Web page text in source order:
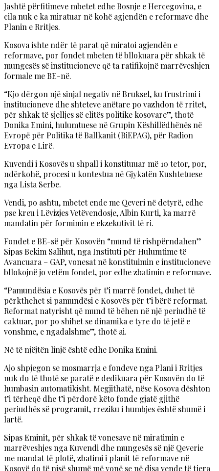
Jashtë përfitimeve mbetet edhe Bosnje e Hercegovina, e
cila nuk e ka miratuar në kohë agjendën e reformave dhe
Planin e Rritjes.
Kosova ishte ndër të parat që miratoi agjendën e
reformave, por fondet mbeten të bllokuara për shkak të
mungesës së institucioneve që ta ratifikojnë marrëveshjen
formale me BE-në.
“Kjo dërgon një sinjal negativ në Bruksel, ku frustrimi i
institucioneve dhe shteteve anëtare po vazhdon të rritet,
për shkak të sjelljes së elitës politike kosovare”, thotë
Donika Emini, hulumtuese në Grupin Këshillëdhënës në
Evropë për Politika të Ballkanit (BiEPAG), për Radion
Evropa e Lirë.
Kuvendi i Kosovës u shpall i konstituuar më 10 tetor, por,
ndërkohë, procesi u kontestua në Gjykatën Kushtetuese
nga Lista Serbe.
Vendi, po ashtu, mbetet ende me Qeveri në detyrë, edhe
pse kreu i Lëvizjes Vetëvendosje, Albin Kurti, ka marrë
mandatin për formimin e ekzekutivit të ri.
Fondet e BE-së për Kosovën “mund të rishpërndahen”
Sipas Bekim Salihut, nga Instituti për Hulumtime të
Avancuara – GAP, vonesat në konstituimin e institucioneve
bllokojnë jo vetëm fondet, por edhe zbatimin e reformave.
“Pamundësia e Kosovës për t’i marrë fondet, duhet të
përkthehet si pamundësi e Kosovës për t’i bërë reformat.
Reformat natyrisht që mund të bëhen në një periudhë të
caktuar, por po shihet se dinamika e tyre do të jetë e
vonshme, e ngadalshme”, thotë ai.
Në të njëjtën linjë është edhe Donika Emini.
Ajo shpjegon se mosmarrja e fondeve nga Plani i Rritjes
nuk do të thotë se paratë e dedikuara për Kosovën do të
humbasin automatikisht. Megjithatë, nëse Kosova dështon
t’i tërheqë dhe t’i përdorë këto fonde gjatë gjithë
periudhës së programit, rreziku i humbjes është shumë i
lartë.
Sipas Eminit, për shkak të vonesave në miratimin e
marrëveshjes nga Kuvendi dhe mungesës së një Qeverie
me mandat të plotë, zbatimi i planit të reformave në
Kosovë do të nisë shumë më vonë se në disa vende të tjera